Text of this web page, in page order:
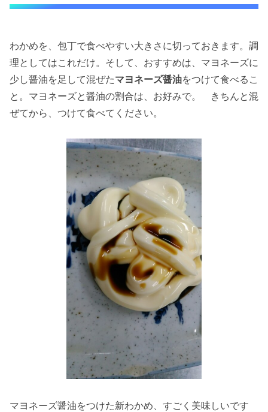
わかめを、包丁で食べやすい大きさに切っておきます。調
理としてはこれだけ。そして、おすすめは、マヨネーズに
少し醤油を足して混ぜたマヨネーズ醤油をつけて食べるこ
と。マヨネーズと醤油の割合は、お好みで。 きちんと混
ぜてから、つけて食べてください。
マヨネーズ醤油をつけた新わかめ、すごく美味しいです